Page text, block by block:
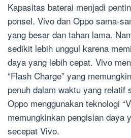
Kapasitas baterai menjadi
ponsel. Vivo dan Oppo sama-
yang besar dan tahan lama.
sedikit lebih unggul karena
daya yang lebih cepat. Vivo
“Flash Charge” yang
penuh dalam waktu yang relatif
Oppo menggunakan teknologi
memungkinkan pengisian daya
secepat Vivo.